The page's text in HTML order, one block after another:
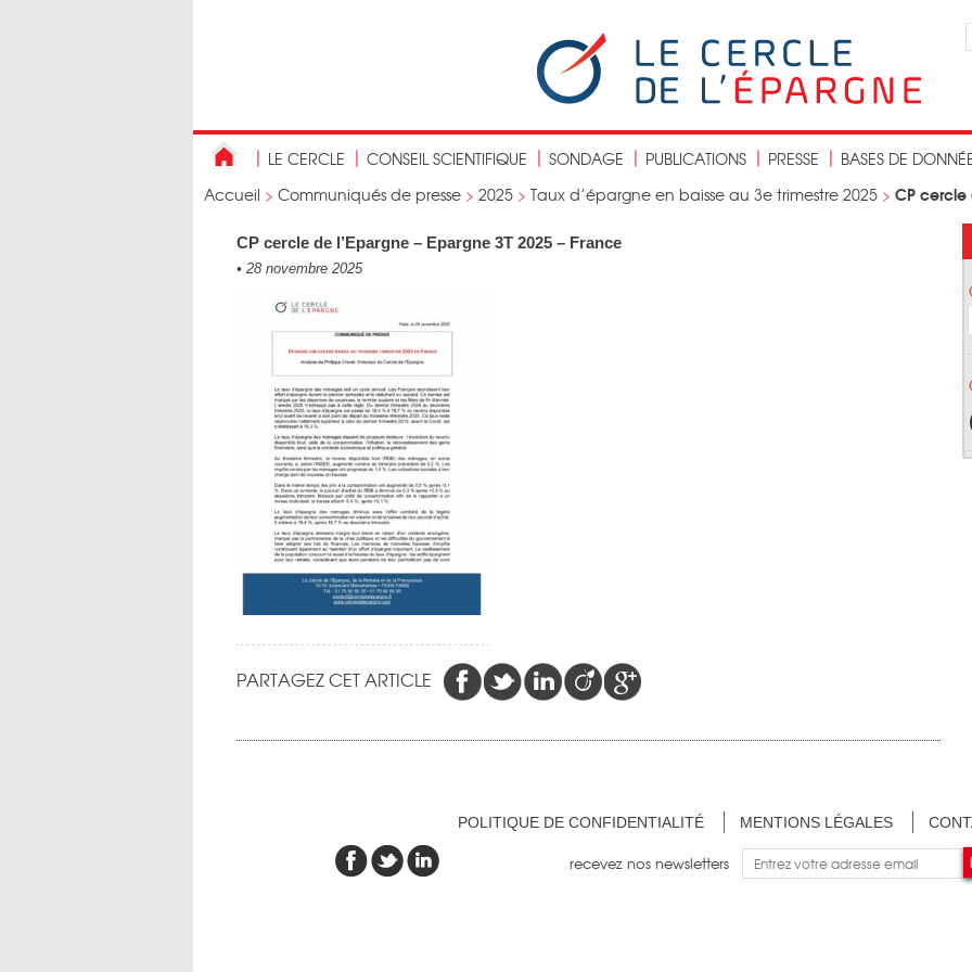
LE CERCLE CONSEIL SCIENTIFIQUE SONDAGE PUBLICATIONS PRESSE
BASES DE
Accueil > Communiqués de presse > 2025 > Taux d’épargne en baisse au 3e trimestre 2025 > CP cercle
CP cercle de l’Epargne – Epargne 3T 2025 – France
• 28 novembre 2025
PARTAGEZ CET ARTICLE
POLITIQUE DE CONFIDENTIALITÉ MENTIONS LÉGALES
recevez nos newsletters